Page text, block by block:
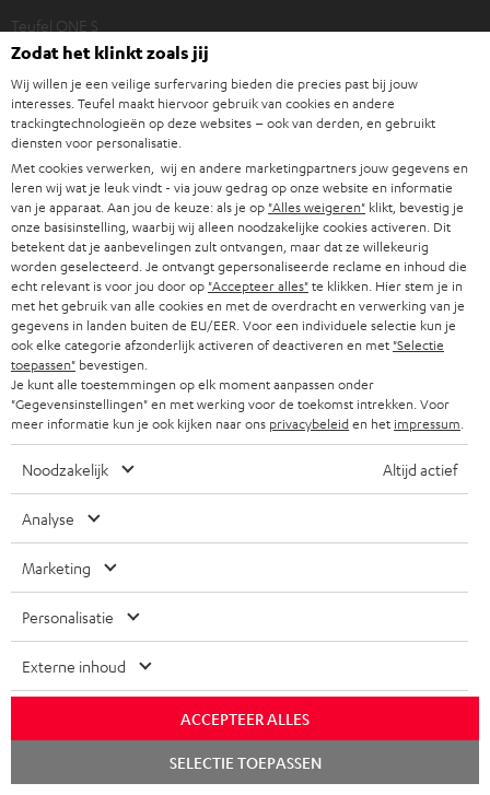
Teufel ONE S
1 × Stroomadapter Teufel ONE S – Zwart
Downloads & support
D
o
w
n
l
Safety Booklet: Teufel ONE S
V
e
Verzendinformatie
Zodat het klinkt zoals jij
Wij willen je een veilige surfervaring bieden die precies past bij jouw
interesses. Teufel maakt hiervoor gebruik van cookies en andere
trackingtechnologieën op deze websites – ook van derden, en gebruikt
diensten voor personalisatie.
Met cookies verwerken, wij en andere marketingpartners jouw gegevens en
leren wij wat je leuk vindt - via jouw gedrag op onze website en informatie
van je apparaat. Aan jou de keuze: als je op "Alles weigeren" klikt, bevestig je
onze basisinstelling, waarbij wij alleen noodzakelijke cookies activeren. Dit
betekent dat je aanbevelingen zult ontvangen, maar dat ze willekeurig
worden geselecteerd. Je ontvangt gepersonaliseerde reclame en inhoud die
echt relevant is voor jou door op "Accepteer alles"te klikken. Hier stem je in
met het gebruik van alle cookies en met de overdracht en verwerking van je
gegevens in landen buiten de EU/EER. Voor een individuele selectie kun je
ook elke categorie afzonderlijk activeren of deactiveren en met "Selectie
toepassen" bevestigen.
Je kunt alle toestemmingen op elk moment aanpassen onder
"Gegevensinstellingen" en met werking voor de toekomst intrekken. Voor
meer informatie kun je ook kijken naar ons privacybeleiden het impressum
Noodzakelijk Altijd actief
Analyse
Marketing
Personalisatie
Externe inhoud
ACCEPTEER ALLES
SELECTIE TOEPASSEN